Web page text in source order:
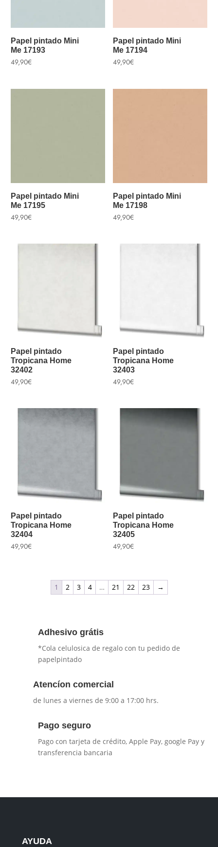
Papel pintado Mini
Me 17193
49,90€
Papel pintado Mini
Me 17194
49,90€
Papel pintado Mini
Me 17195
49,90€
Papel pintado Mini
Me 17198
49,90€
Papel pintado
Tropicana Home
32402
49,90€
Papel pintado
Tropicana Home
32403
49,90€
Papel pintado
Tropicana Home
32404
49,90€
Papel pintado
Tropicana Home
32405
49,90€
1 2 3 4 … 21 22 23 →
Adhesivo grátis
*Cola celulosica de regalo con tu pedido de
papelpintado
Atencíon comercial
de lunes a viernes de 9:00 a 17:00 hrs.
Pago seguro
Pago con tarjeta de crédito, Apple Pay, google Pay y
transferencia bancaria
AYUDA